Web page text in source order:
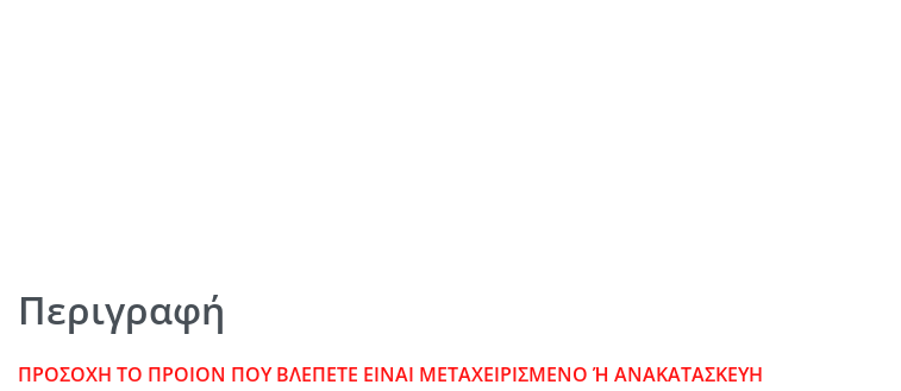
Περιγραφή
ΠΡΟΣΟΧΗ ΤΟ ΠΡΟΙΟΝ ΠΟΥ ΒΛΕΠΕΤΕ ΕΙΝΑΙ ΜΕΤΑΧΕΙΡΙΣΜΕΝΟ Ή ΑΝΑΚΑΤΑΣΚΕΥΗ